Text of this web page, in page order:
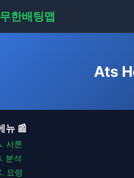
한배팅맵
Ats
뉴 📰
서론
분석
요령